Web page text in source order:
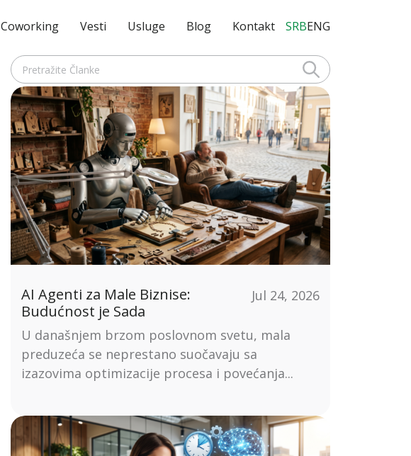
Coworking Vesti Usluge Blog Kontakt SRBENG
AI Agenti za Male Biznise:
Budućnost je Sada
Jul 24, 2026
U današnjem brzom poslovnom svetu, mala
preduzeća se neprestano suočavaju sa
izazovima optimizacije procesa i povećanja...